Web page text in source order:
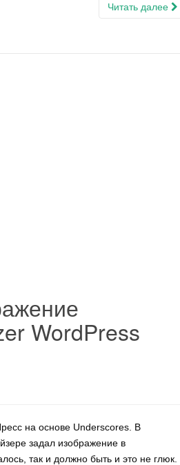
Читать далее
WordPress
на основе Underscores. В
задал изображение в
так и должно быть и это не глюк.